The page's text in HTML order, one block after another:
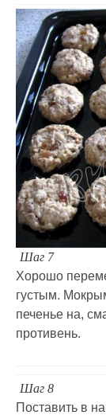
Шаг 7
Хорошо
густым.
печенье на,
противень.
Шаг 8
Поставить в